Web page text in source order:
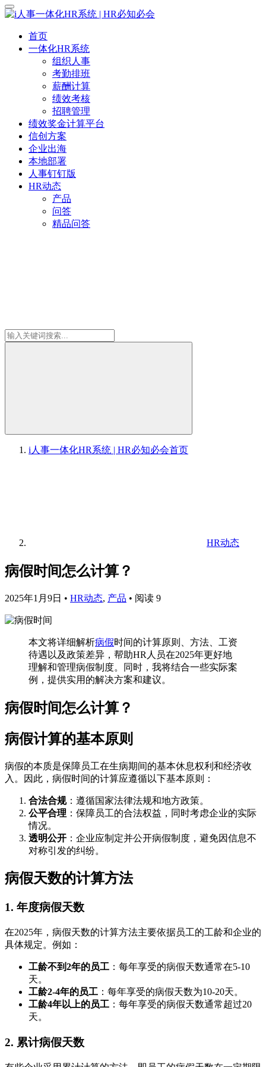
首页
一体化HR系统
组织人事
考勤排班
薪酬计算
绩效考核
招聘管理
绩效奖金计算平台
信创方案
企业出海
本地部署
人事钉钉版
HR动态
产品
问答
精品问答
i人事一体化HR系统 | HR必知必会首页
HR动态
病假时间怎么计算？
2025年1月9日 • HR动态, 产品 • 阅读 9
本文将详细解析病假时间的计算原则、方法、工资
待遇以及政策差异，帮助HR人员在2025年更好地
理解和管理病假制度。同时，我将结合一些实际案
例，提供实用的解决方案和建议。
病假时间怎么计算？
病假计算的基本原则
病假的本质是保障员工在生病期间的基本休息权利和经济收
入。因此，病假时间的计算应遵循以下基本原则：
合法合规：遵循国家法律法规和地方政策。
公平合理 ：保障员工的合法权益，同时考虑企业的实际
情况。
透明公开 ：企业应制定并公开病假制度，避免因信息不
对称引发的纠纷。
病假天数的计算方法
1. 年度病假天数
在2025年，病假天数的计算方法主要依据员工的工龄和企业的
具体规定。例如：
工龄不到2年的员工 ：每年享受的病假天数通常在5-10
天。
工龄2-4年的员工 ：每年享受的病假天数为10-20天。
工龄4年以上的员工 ：每年享受的病假天数通常超过20
天。
2. 累计病假天数